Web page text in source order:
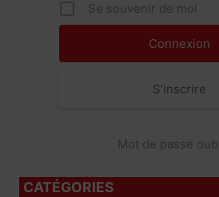
Se souvenir de moi
S’inscrire
Mot de passe
CATÉGORIES